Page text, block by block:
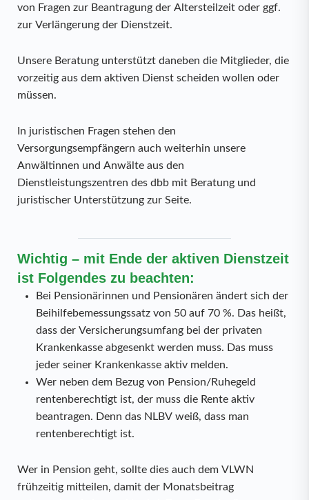
von Fragen zur Beantragung der Altersteilzeit oder ggf.
zur Verlängerung der Dienstzeit.
Unsere Beratung unterstützt daneben die Mitglieder, die
vorzeitig aus dem aktiven Dienst scheiden wollen oder
müssen.
In juristischen Fragen stehen den
Versorgungsempfängern auch weiterhin unsere
Anwältinnen und Anwälte aus den
Dienstleistungszentren des dbb mit Beratung und
juristischer Unterstützung zur Seite.
Wichtig – mit Ende der aktiven Dienstzeit
ist Folgendes zu beachten:
Bei Pensionärinnen und Pensionären ändert sich der
Beihilfebemessungssatz von 50 auf 70 %. Das heißt,
dass der Versicherungsumfang bei der privaten
Krankenkasse abgesenkt werden muss. Das muss
jeder seiner Krankenkasse aktiv melden.
Wer neben dem Bezug von Pension/Ruhegeld
rentenberechtigt ist, der muss die Rente aktiv
beantragen. Denn das NLBV weiß, dass man
rentenberechtigt ist.
Wer in Pension geht, sollte dies auch dem VLWN
frühzeitig mitteilen, damit der Monatsbeitrag